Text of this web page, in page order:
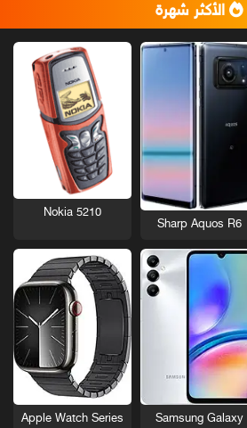
الأكثر شهرة
Sharp Aquos R6
Nokia 5210
Samsung Galaxy
Apple Watch Series